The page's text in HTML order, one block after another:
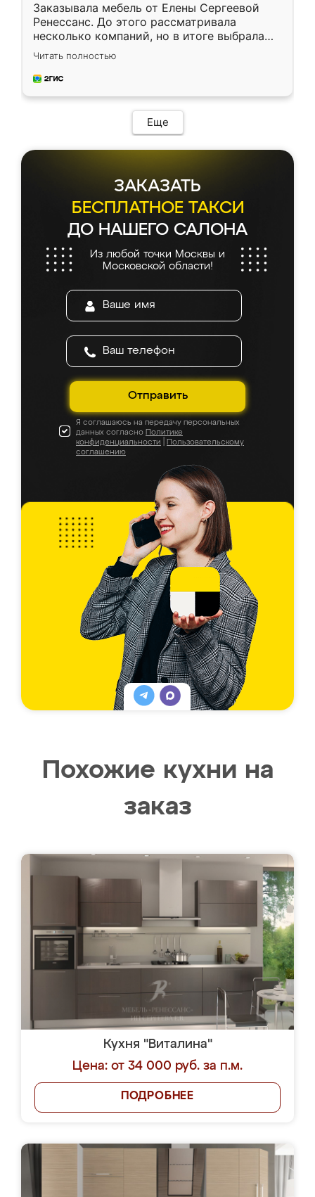
Заказывала мебель от Елены Сергеевой
Ренессанс. До этого рассматривала
несколько компаний, но в итоге выбрала
эту. Сначала обговорили условия, потом
приехал замерщик, всё спокойно объяснил
и снял размеры. Изготовили в срок, с
мебель сразу встала на свое место без
каких-либо доработок. Качеством осталась
довольна, все выглядит так, как и ожидала.
Читать полностью
Еще
ЗАКАЗАТЬ
БЕСПЛАТНОЕ ТАКСИ
ДО НАШЕГО САЛОНА
Из любой точки Москвы и
Московской области!
Отправить
Я соглашаюсь на передачу персональных
данных согласно Политике
конфиденциальности
Пользовательскому
соглашению
Похожие кухни на
заказ
Кухня "Виталина"
Цена: от 34 000 руб. за п.м.
ПОДРОБНЕЕ